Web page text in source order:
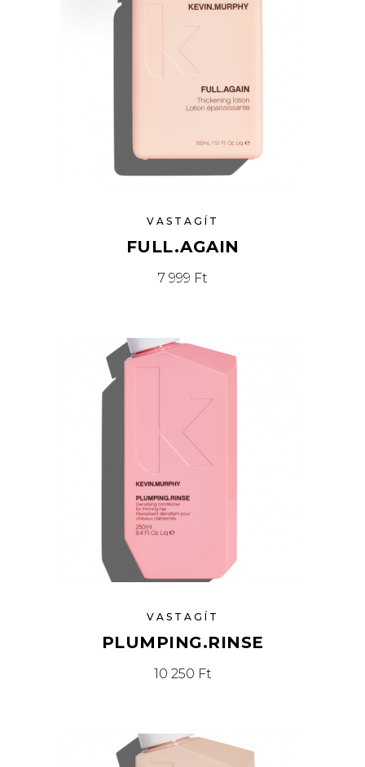
VASTAGÍT
FULL.AGAIN
7 999 Ft
VASTAGÍT
PLUMPING.RINSE
10 250 Ft